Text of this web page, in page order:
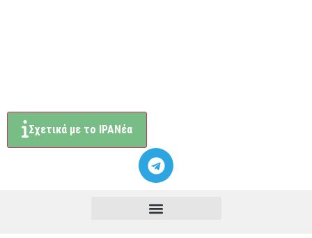
Σχετικά με το ΙΡΑΝέα